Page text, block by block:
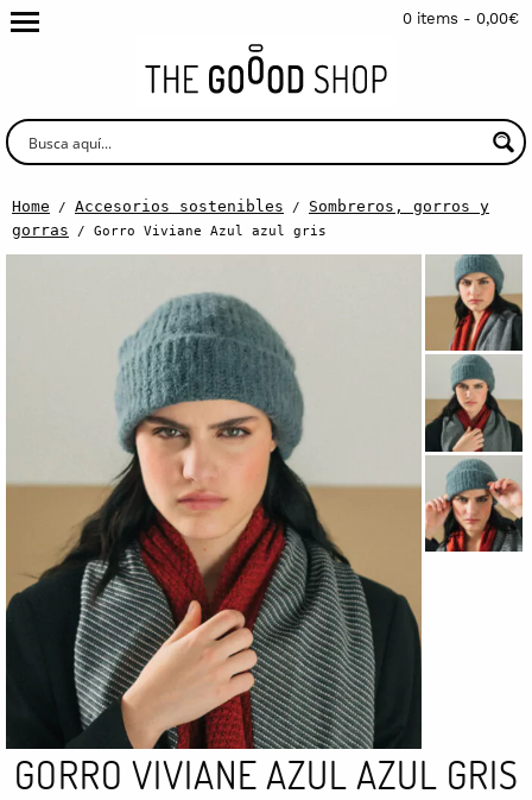
0 items - 0,00€
Home / Accesorios sostenibles / Sombreros, gorros y
gorras / Gorro Viviane Azul azul gris
GORRO VIVIANE AZUL AZUL GRIS